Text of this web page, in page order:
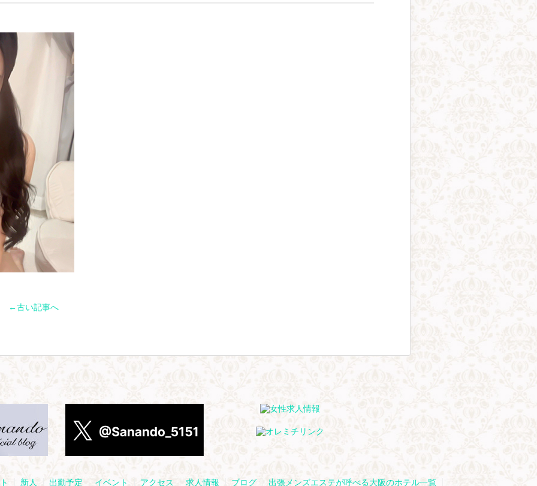
←古い記事へ
新人 出勤予定 イベント アクセス 求人情報 ブログ 出張メンズエステが呼べる大阪のホテル一覧